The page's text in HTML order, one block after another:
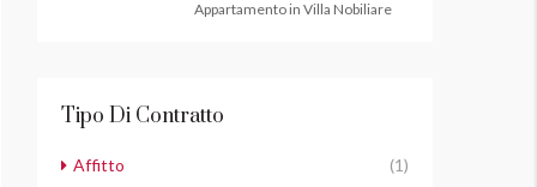
Appartamento in Villa Nobiliare
Tipo Di Contratto
Affitto
(1)